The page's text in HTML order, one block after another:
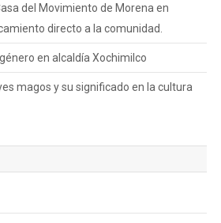
del Movimiento de Morena en
directo a la comunidad.
en alcaldía Xochimilco
magos y su significado en la cultura